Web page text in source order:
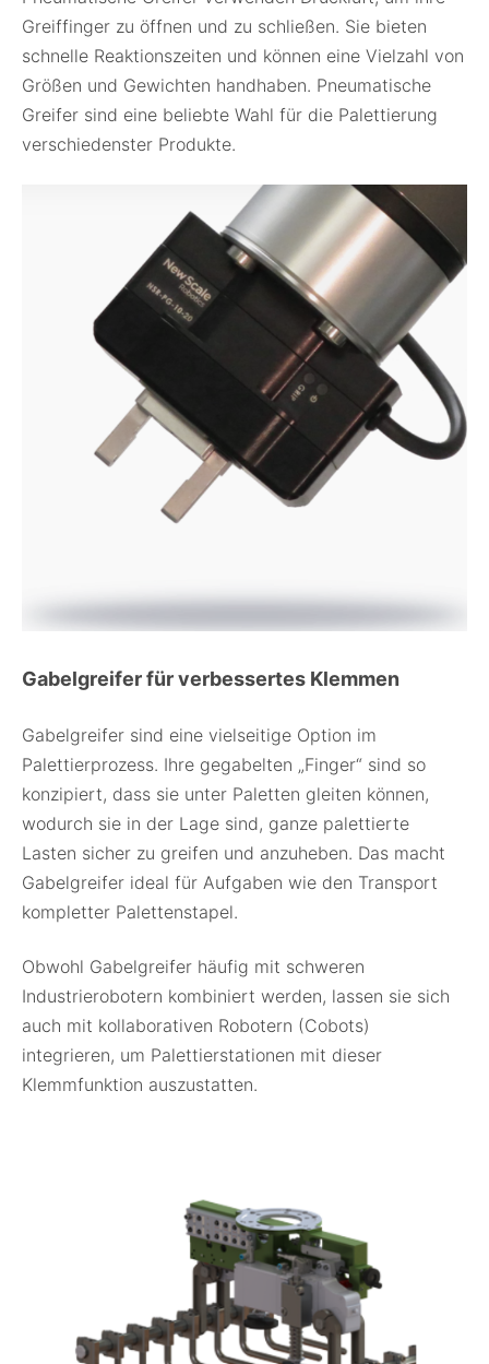
Greiffinger zu öffnen und zu schließen. Sie bieten
schnelle Reaktionszeiten und können eine Vielzahl von
Größen und Gewichten handhaben. Pneumatische
Greifer sind eine beliebte Wahl für die Palettierung
verschiedenster Produkte.
Gabelgreifer für verbessertes Klemmen
Gabelgreifer sind eine vielseitige Option im
Palettierprozess. Ihre gegabelten „Finger“ sind so
konzipiert, dass sie unter Paletten gleiten können,
wodurch sie in der Lage sind, ganze palettierte
Lasten sicher zu greifen und anzuheben. Das macht
Gabelgreifer ideal für Aufgaben wie den Transport
kompletter Palettenstapel.
Obwohl Gabelgreifer häufig mit schweren
Industrierobotern kombiniert werden, lassen sie sich
auch mit kollaborativen Robotern (Cobots)
integrieren, um Palettierstationen mit dieser
Klemmfunktion auszustatten.